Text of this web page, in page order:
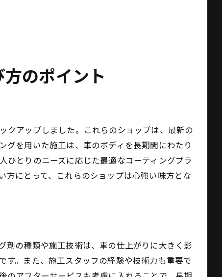
のポイント
クアップしました。これらのショップは、最新の
グを用いた施工は、車のボディを長期間にわたり
ひとりのニーズに応じた最適なコーティングプラ
方にとって、これらのショップは心強い味方とな
剤の種類や施工技術は、車の仕上がりに大きく影
す。また、施工スタッフの経験や技術力も重要で